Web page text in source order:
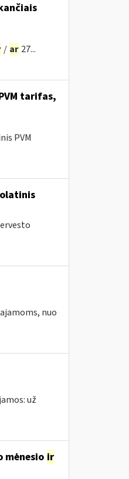
/ ar 27...
tarifas,
PVM
nuo
už
ir